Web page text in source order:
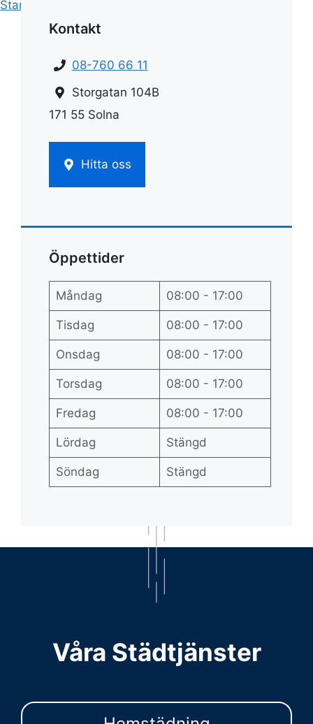
Start
Kontakt
08-760 66 11
Storgatan 104B
171 55 Solna
Hitta oss
Öppettider
Måndag 08:00 - 17:00
Tisdag 08:00 - 17:00
Onsdag 08:00 - 17:00
Torsdag 08:00 - 17:00
Fredag 08:00 - 17:00
Lördag Stängd
Söndag Stängd
Våra Städtjänster